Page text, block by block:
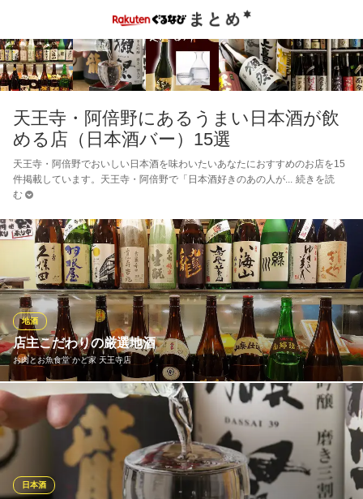
天王寺・阿倍野にあるうまい日本酒が飲
める店（日本酒バー）15選
天王寺・阿倍野でおいしい日本酒を味わいたいあなたにおすすめのお店を15
件掲載しています。天王寺・阿倍野で「日本酒好きのあの人が
続きを読
む
店主こだわりの厳選地酒
お肉とお魚食堂 かど家 天王寺店
地酒
店主が厳選したこだわりの地酒を30種類以上揃えました。『八重
垣』『八海山』『梵 ときしらず』など料理にピッタリな銘柄ばか
りを各680円（税抜）でお楽しみいただけます♪かど家おすすめの
地酒は『あさねぼう』『福光屋8PM』各一合770円（税抜）、
『獺祭50』770円（税抜）です。ご来店の際はぜひ一杯どうぞ★
日本酒